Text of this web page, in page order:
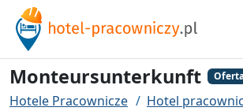
Monteursunterkunft
Hotele Pracownicze Hotel